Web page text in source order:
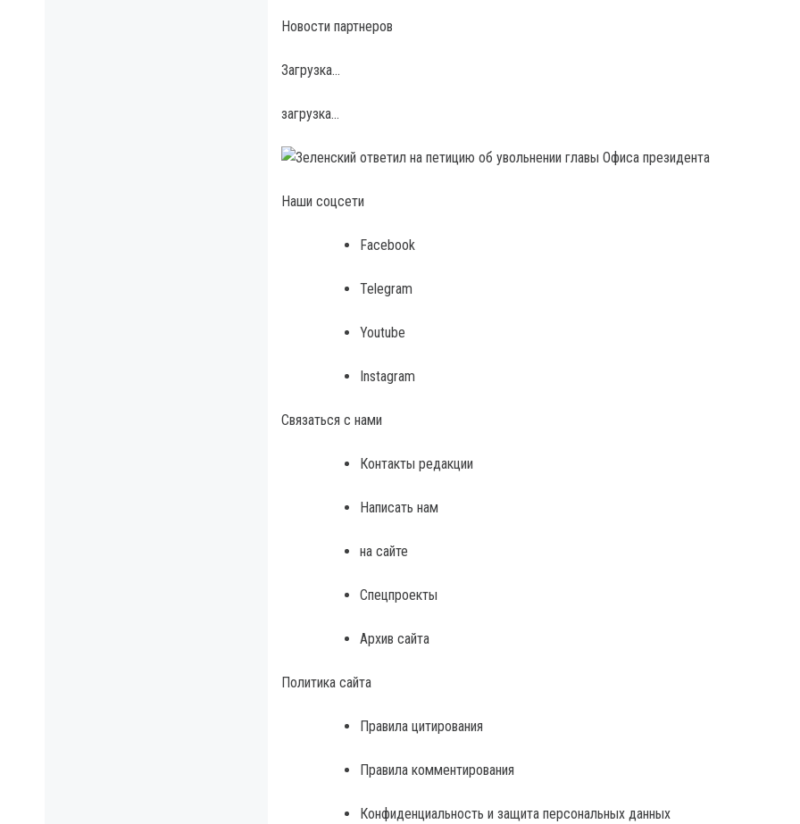
Новости партнеров
Загрузка…
загрузка…
Наши соцсети
Facebook
Telegram
Youtube
Instagram
Связаться с нами
Контакты редакции
Написать нам
на сайте
Спецпроекты
Архив сайта
Политика сайта
Правила цитирования
Правила комментирования
Конфиденциальность и защита персональных данных